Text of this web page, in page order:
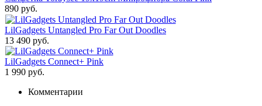
890 руб.
LilGadgets Untangled Pro Far Out Doodles
13 490 руб.
LilGadgets Connect+ Pink
1 990 руб.
Комментарии